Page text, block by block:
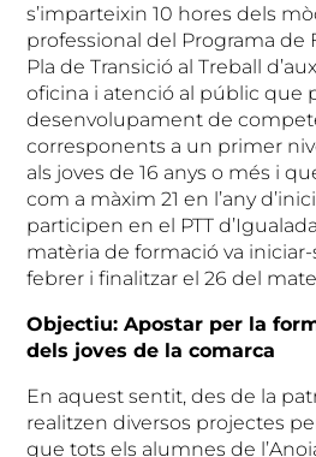
s’imparteixin 10 hores dels
professional del Programa de
Pla de Transició al Treball
oficina i atenció al públic que
desenvolupament de
corresponents a un primer
als joves de 16 anys o més i
com a màxim 21 en l’any
participen en el PTT
matèria de formació va iniciar-
febrer i finalitzar el 26 del
Objectiu: Apostar per la
dels joves de la comarca
En aquest sentit, des de la
realitzen diversos projectes
que tots els alumnes de